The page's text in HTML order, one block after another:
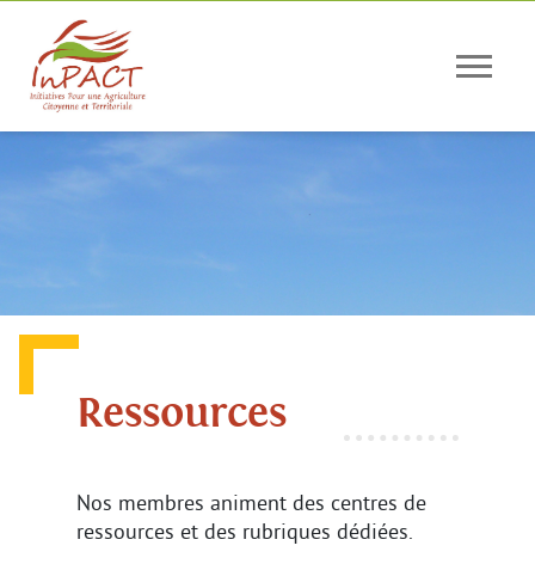
Ressources
Nos membres animent des centres de
ressources et des rubriques dédiées.
Panneau de gestion des cookies